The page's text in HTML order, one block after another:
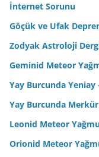
İnternet Sorunu
Göçük ve Ufak
Zodyak Astroloji
Geminid Meteor
Yay Burcunda Yeniay
Yay Burcunda
Leonid Meteor
Orionid Meteor